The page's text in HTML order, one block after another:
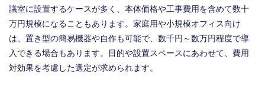
議室に設置するケースが多く、本体価格や工事費用を含めて数十
万円規模になることもあります。家庭用や小規模オフィス向け
は、置き型の簡易機器や自作も可能で、数千円～数万円程度で導
入できる場合もあります。目的や設置スペースにあわせて、費用
対効果を考慮した選定が求められます。